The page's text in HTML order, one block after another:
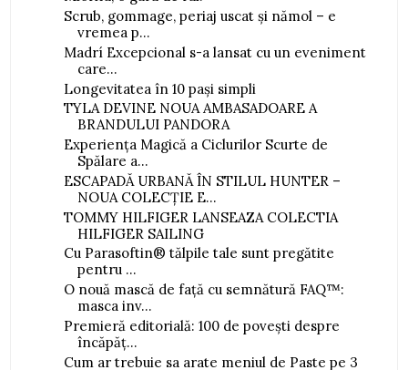
Scrub, gommage, periaj uscat și nămol – e
vremea p...
Madrí Excepcional s-a lansat cu un eveniment
care...
Longevitatea în 10 pași simpli
TYLA DEVINE NOUA AMBASADOARE A
BRANDULUI PANDORA
Experiența Magică a Ciclurilor Scurte de
Spălare a...
ESCAPADĂ URBANĂ ÎN STILUL HUNTER –
NOUA COLECȚIE E...
TOMMY HILFIGER LANSEAZA COLECTIA
HILFIGER SAILING
Cu Parasoftin® tălpile tale sunt pregătite
pentru ...
O nouă mască de față cu semnătură FAQ™:
masca inv...
Premieră editorială: 100 de povești despre
încăpăț...
Cum ar trebuie sa arate meniul de Paste pe 3